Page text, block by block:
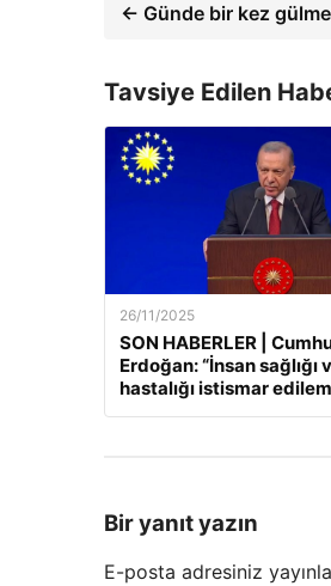
← Günde bir kez
Tavsiye Edilen
26/11/2025
SON HABERLER |
Erdoğan: “İnsan sağlığı
hastalığı istismar
Bir yanıt yazın
E-posta adresiniz